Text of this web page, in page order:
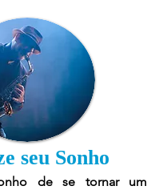
seu Sonho
de se tornar um